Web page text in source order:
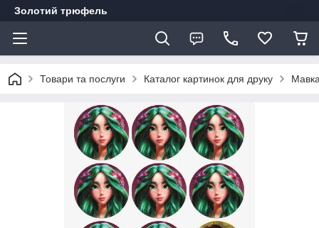
Золотий трюфель
Товари та послуги Каталог картинок для друку